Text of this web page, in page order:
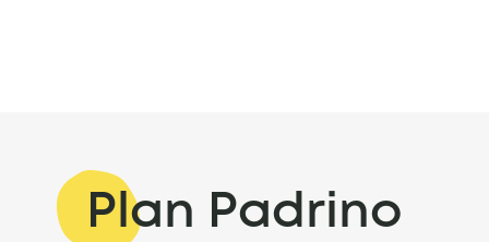
Plan Padrino